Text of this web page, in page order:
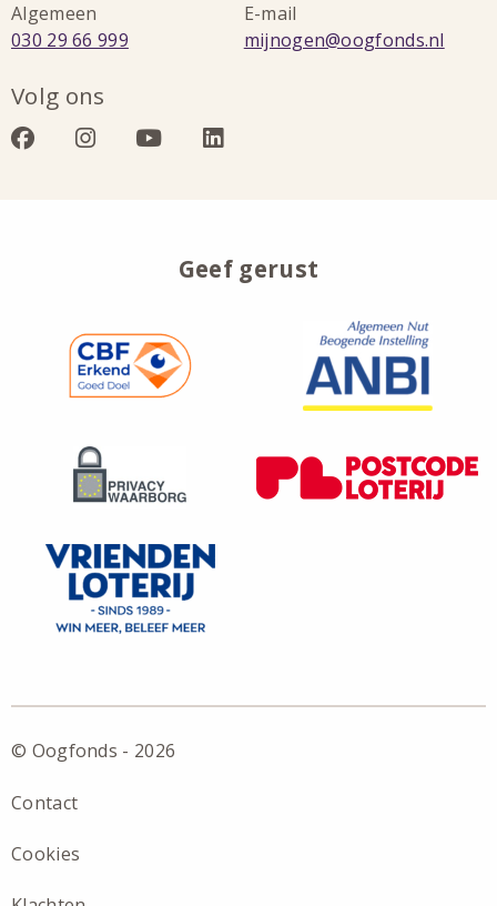
Algemeen
Bel:
030 29 66 999
E-mail
Stuur
mijnogen@oogfonds.nl
Volg ons
BezoekBezoekBezoekBezoek
Geef gerust
© Oogfonds - 2026
Contact
Cookies